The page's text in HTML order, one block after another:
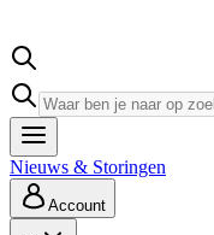
Nieuws & Storingen
Account